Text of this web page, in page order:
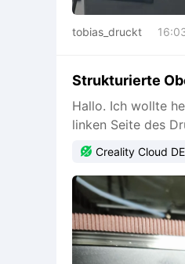
tobias_druckt
Strukturierte
Hallo. Ich wollte
linken Seite des
meinem Pro
 Creality Cloud DE